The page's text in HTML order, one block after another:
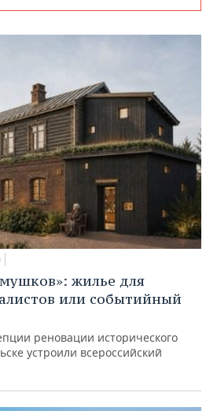
жилье для
или событийный
реновации исторического
устроили всероссийский